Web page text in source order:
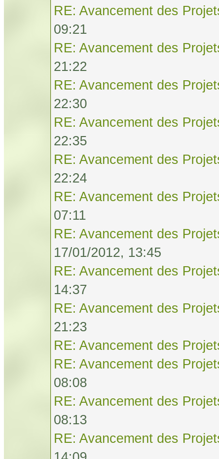
RE: Avancement des
09:21
RE: Avancement des
21:22
RE: Avancement des
22:30
RE: Avancement des
22:35
RE: Avancement des
22:24
RE: Avancement des
07:11
RE: Avancement des
17/01/2012, 13:45
RE: Avancement des
14:37
RE: Avancement des
21:23
RE: Avancement des
RE: Avancement des
08:08
RE: Avancement des
08:13
RE: Avancement des